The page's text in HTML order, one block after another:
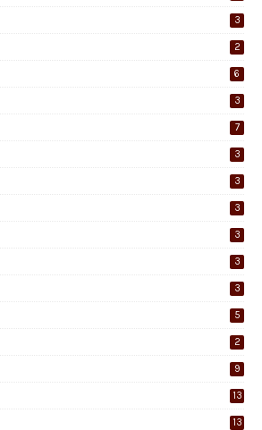
3
2
6
3
7
3
3
3
3
3
3
5
2
9
13
13